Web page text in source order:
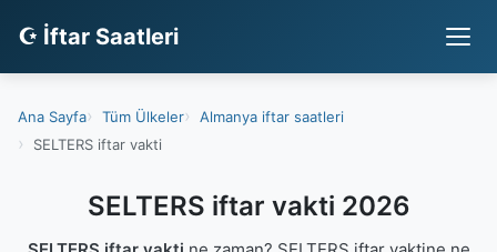
☪ İftar Saatleri
Ana Sayfa Tüm Ülkeler
Almanya iftar saatleri
SELTERS iftar vakti
SELTERS iftar vakti 2026